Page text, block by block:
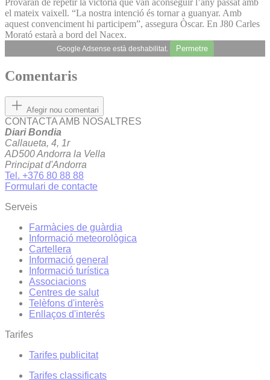
el mateix vaixell. “La nostra intenció és tornar a guanyar. Amb
aquest convenciment hi participem”, assegura Òscar. En J80 Carles
Morató estarà a bord del Nacex.
Google Adsense està deshabilitat. Permetre
Comentaris
Afegir nou comentari
CONTACTA AMB NOSALTRES
Diari Bondia
Callaueta, 4, 1r
AD500 Andorra la Vella
Principat d'Andorra
Tel. +376 80 88 88
Formulari de contacte
Serveis
Farmàcies de guàrdia
Informació meteorològica
Cartellera
Informació general
Informació turística
Associacions
Centres de salut
Telèfons d'interès
Enllaços d'interés
Tarifes
Tarifes publicitat
Tarifes classificats